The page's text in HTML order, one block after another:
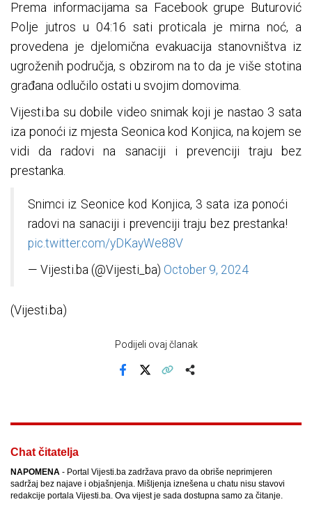
Prema informacijama sa Facebook grupe Buturović
Polje jutros u 04:16 sati proticala je mirna noć, a
provedena je djelomična evakuacija stanovništva iz
ugroženih područja, s obzirom na to da je više stotina
građana odlučilo ostati u svojim domovima.
Vijesti.ba su dobile video snimak koji je nastao 3 sata
iza ponoći iz mjesta Seonica kod Konjica, na kojem se
vidi da radovi na sanaciji i prevenciji traju bez
prestanka.
Snimci iz Seonice kod Konjica, 3 sata iza ponoći
radovi na sanaciji i prevenciji traju bez prestanka!
pic.twitter.com/yDKayWe88V
— Vijesti.ba (@Vijesti_ba) October 9, 2024
(Vijesti.ba)
Podijeli ovaj članak
Chat čitatelja
NAPOMENA - Portal Vijesti.ba zadržava pravo da obriše neprimjeren
sadržaj bez najave i objašnjenja. Mišljenja iznešena u chatu nisu stavovi
redakcije portala Vijesti.ba. Ova vijest je sada dostupna samo za čitanje.